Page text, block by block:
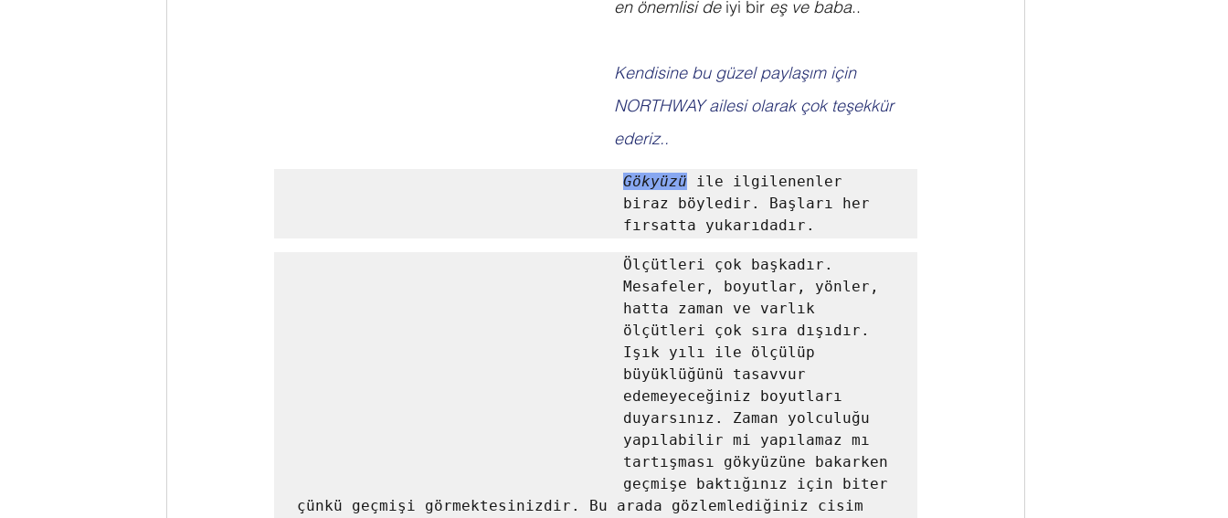
en önemlisi de iyi bir eş ve baba..
Kendisine bu güzel paylaşım için
NORTHWAY ailesi olarak çok teşekkür
ederiz..
Gökyüzü ile ilgilenenler
biraz böyledir. Başları her
fırsatta yukarıdadır.
Ölçütleri çok başkadır.
Mesafeler, boyutlar, yönler,
hatta zaman ve varlık
ölçütleri çok sıra dışıdır.
Işık yılı ile ölçülüp
büyüklüğünü tasavvur
edemeyeceğiniz boyutları
duyarsınız. Zaman yolculuğu
yapılabilir mi yapılamaz mı
tartışması gökyüzüne bakarken
geçmişe baktığınız için biter
çünkü geçmişi görmektesinizdir. Bu arada gözlemlediğiniz cisim